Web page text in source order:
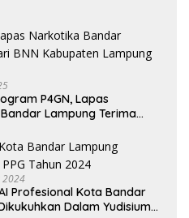
P4GN, Lapas
Lampung Terima
2024
Profesional Kota Bandar
Dalam Yudisium